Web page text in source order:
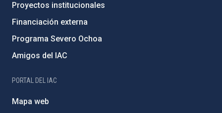
Proyectos institucionales
Financiación externa
Programa Severo Ochoa
Amigos del IAC
PORTAL DEL IAC
Mapa web